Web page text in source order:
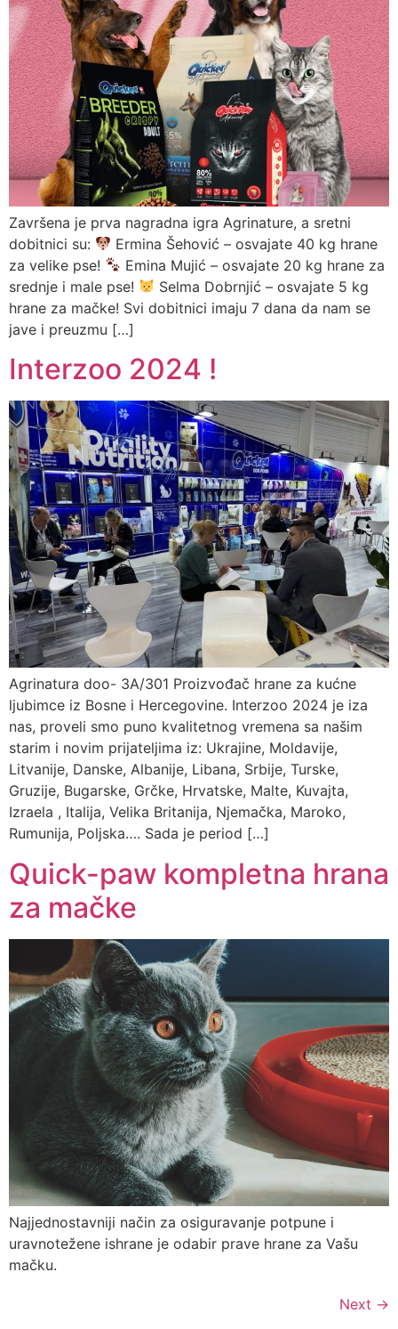
Završena je prva nagradna igra Agrinature, a sretni
dobitnici su:
Ermina Šehović – osvajate 40 kg hrane
za velike pse!
Emina Mujić – osvajate 20 kg hrane za
srednje i male pse!
Selma Dobrnjić – osvajate 5 kg
hrane za mačke! Svi dobitnici imaju 7 dana da nam se
jave i preuzmu […]
Interzoo 2024 !
Agrinatura doo- 3A/301 Proizvođač hrane za kućne
ljubimce iz Bosne i Hercegovine. Interzoo 2024 je iza
nas, proveli smo puno kvalitetnog vremena sa našim
starim i novim prijateljima iz: Ukrajine, Moldavije,
Litvanije, Danske, Albanije, Libana, Srbije, Turske,
Gruzije, Bugarske, Grčke, Hrvatske, Malte, Kuvajta,
Izraela , Italija, Velika Britanija, Njemačka, Maroko,
Rumunija, Poljska…. Sada je period […]
Quick-paw kompletna hrana
za mačke
Najjednostavniji način za osiguravanje potpune i
uravnotežene ishrane je odabir prave hrane za Vašu
mačku.
Next →